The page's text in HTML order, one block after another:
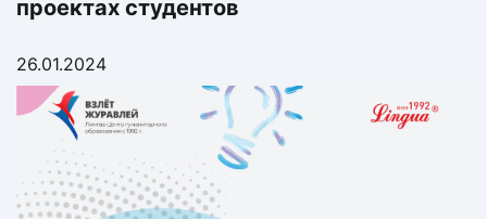
проектах студентов
26.01.2024